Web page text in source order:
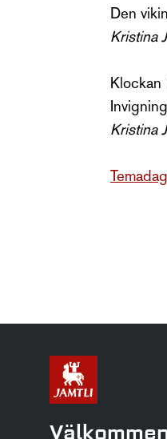
Den
Kristina
Klockan
Kristina